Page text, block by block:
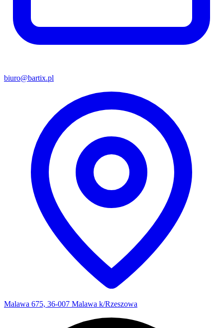
biuro@bartix.pl
Malawa 675, 36-007 Malawa k/Rzeszowa